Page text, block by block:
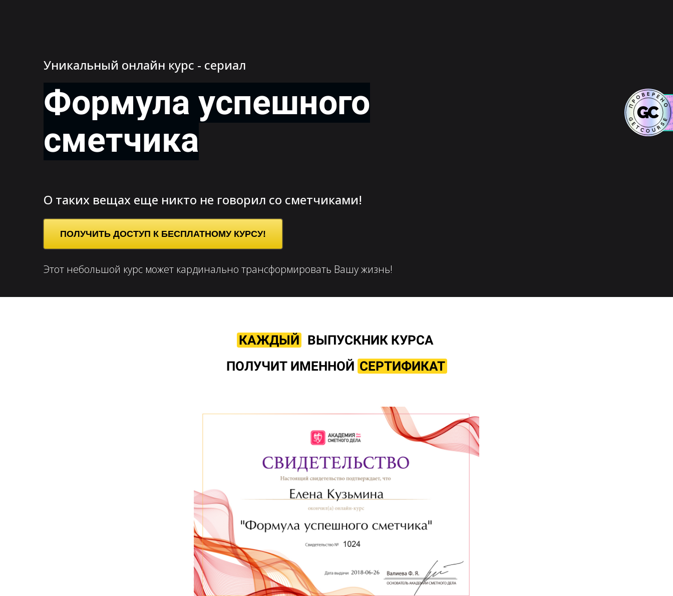
Уникальный онлайн курс - сериал
Формула успешного
сметчика
О таких вещах еще никто не говорил со сметчиками!
ПОЛУЧИТЬ ДОСТУП К БЕСПЛАТНОМУ КУРСУ!
Этот небольшой курс может кардинально трансформировать Вашу жизнь!
КАЖДЫЙ ВЫПУСКНИК КУРСА
ПОЛУЧИТ ИМЕННОЙ СЕРТИФИКАТ